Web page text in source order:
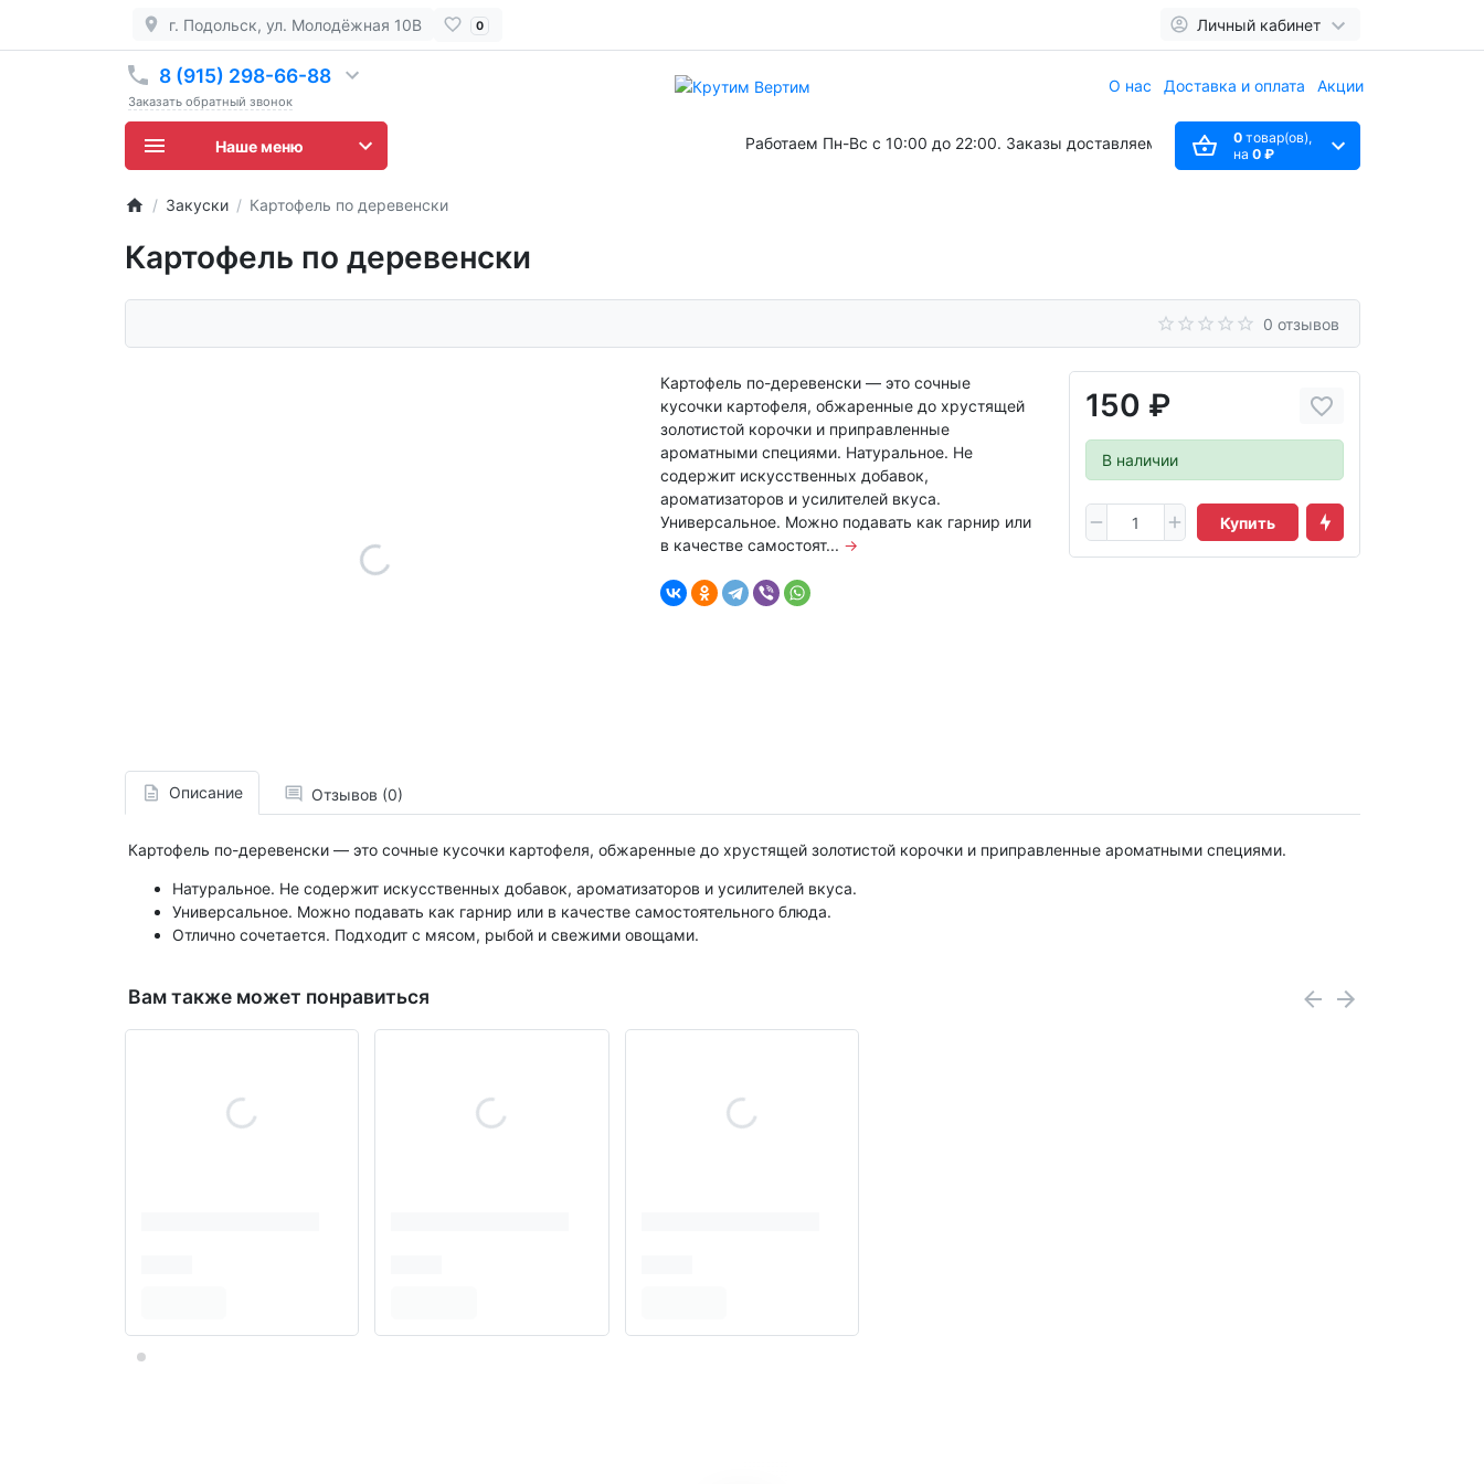
г. Подольск, ул. Молодёжная 10В 0 Личный кабинет
8 (915) 298-66-88
Заказать обратный звонок
РаботаемПн-Вс с 10:00 до 22:00. Заказы доставляемдо 21:00
О нас Доставка и оплата Акции
0товар(ов),
на 0 ₽
Наше меню
Закуски Картофель по деревенски
Картофель по деревенски
0 отзывов
150 ₽
В наличии
Купить
Картофель по-деревенски — это сочные
кусочки картофеля, обжаренные до хрустящей
золотистой корочки и приправленные
ароматными специями. Натуральное. Не
содержит искусственных добавок,
ароматизаторов и усилителей вкуса.
Универсальное. Можно подавать как гарнир или
в качестве самостоят... →
Описание Отзывов (0)
Картофель по-деревенски — это сочные кусочки картофеля, обжаренные до хрустящей золотистой корочки и приправленные ароматными специями.
Натуральное. Не содержит искусственных добавок, ароматизаторов и усилителей вкуса.
Универсальное. Можно подавать как гарнир или в качестве самостоятельного блюда.
Отлично сочетается. Подходит с мясом, рыбой и свежими овощами.
Вам также может понравиться